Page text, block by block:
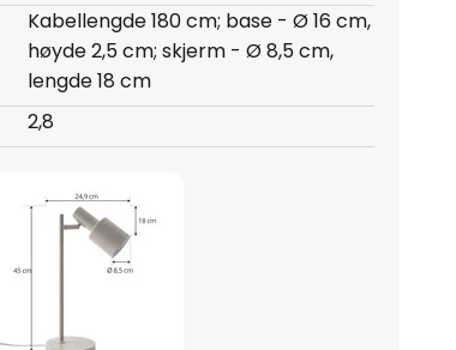
Kabellengde 180 cm; base - Ø 16 cm,
høyde 2,5 cm; skjerm - Ø 8,5 cm,
lengde 18 cm
2,8